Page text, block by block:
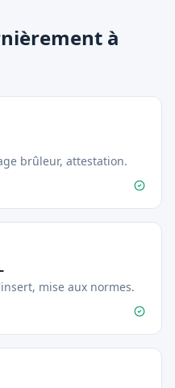
à
brûleur, attestation.
mise aux normes.